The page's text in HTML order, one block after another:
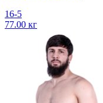
16-5
77.00 кг